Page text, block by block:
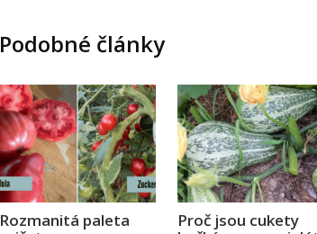
Podobné články
Rozmanitá paleta
Proč jsou cukety